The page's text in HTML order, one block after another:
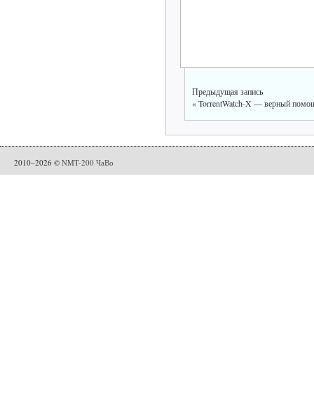
Предыдущая запись
«TorrentWatch-X — верный
2010–2026 © NMT-200 ЧаВо